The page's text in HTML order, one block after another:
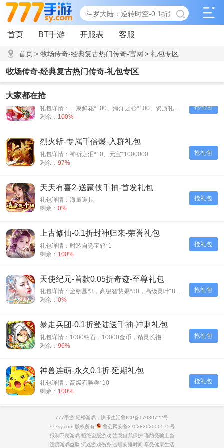
首页 BT手游 开服表 客服
首页> 牧场传奇-经典复古热门传奇-官网 > 礼包专区
牧场传奇-经典复古热门传奇-礼包专区
大家都在抢
抢礼包
联盟崛起-0.1折扣版-会员礼包
剩余： 100%
抢礼包
烈火斩-专属千倍爆-入群礼包
礼包详情：神祈之泪*10、元宝*1000000
剩余： 97%
抢礼包
天天有喜2-送豪侠千抽-首发礼包
礼包详情：海量道具
剩余： 0%
抢礼包
上古修仙-0.1折封神归来-荣誉礼包
礼包详情：时装自选宝箱*1
剩余： 100%
抢礼包
天使纪元-首款0.05折奇迹-至尊礼包
剩余： 0%
抢礼包
暴走兵团-0.1折登陆送千抽-冲刺礼包
礼包详情：1000钻石，10000金币，精灵长袍
剩余： 96%
抢礼包
神兽连萌-永久0.1折-延期礼包
礼包详情：高级召唤券*10
剩余： 100%
新盗墓笔记-0.1折正版IP授权-豪华礼包
剩余：0%
777手游-轻松游戏，快乐生活鲁ICP备17030722号
777sy.com 版权所有
鲁公网安备37028202000575号
抵制不良游戏 拒绝盗版游戏 注意自我保护 谨防受骗上当
适度游戏益脑 沉迷游戏伤身 合理安排时间 享受健康生活